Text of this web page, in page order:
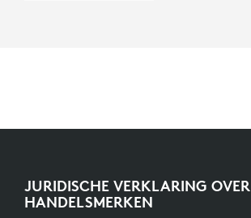
JURIDISCHE VERKLARING OVER
HANDELSMERKEN